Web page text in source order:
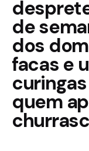
de
dos
facas e
quem